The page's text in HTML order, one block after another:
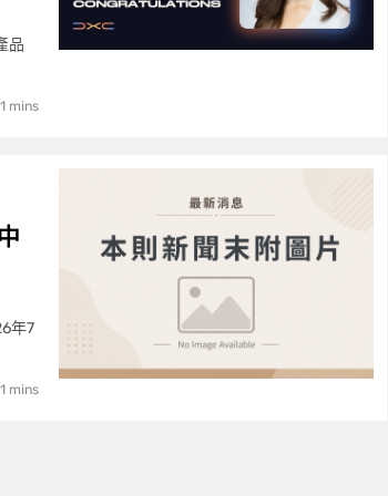
品
1 mins
年7
1 mins